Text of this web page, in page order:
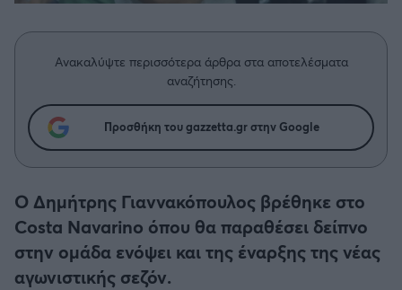
Δημήτρης Τσορμπατζόγλου
Λεβαδειακός
ΟΦΗ
Βόλος
Ατρόμητος Αθηνών
Κηφισιά
Μεγάλη μου Αγάπη
Μια Ιστορία από την Πόλη
Ανακαλύψτε περισσότερα άρθρα στα αποτελέσματα
αναζήτησης.
Προσθήκη του gazzetta.gr στην Google
Ο Δημήτρης Γιαννακόπουλος βρέθηκε στο
Costa Navarino όπου θα παραθέσει δείπνο
στην ομάδα ενόψει και της έναρξης της νέας
αγωνιστικής σεζόν.